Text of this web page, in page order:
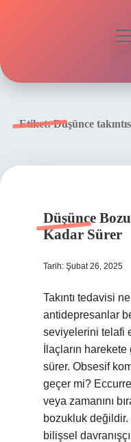
Etiket:Düşünce
Düşünce
Kadar Sürer
Tarih: Şubat 26, 2025
Takıntı tedavisi
antidepresanlar
seviyelerini telafi
İlaçların
sürer. Obsesif
geçer mi?
veya zamanını
bozukluk
bilişsel